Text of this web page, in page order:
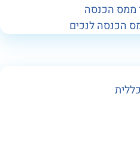
לנכים